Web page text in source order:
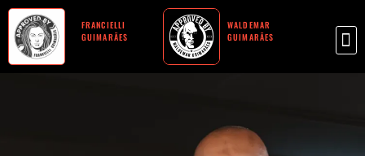
FRANCIELLI
GUIMARÃES
WALDEMAR
GUIMARÃES